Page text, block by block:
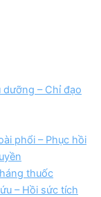
– Chỉ đạo
phổi – Phục hồi
thuốc
– Hồi sức tích